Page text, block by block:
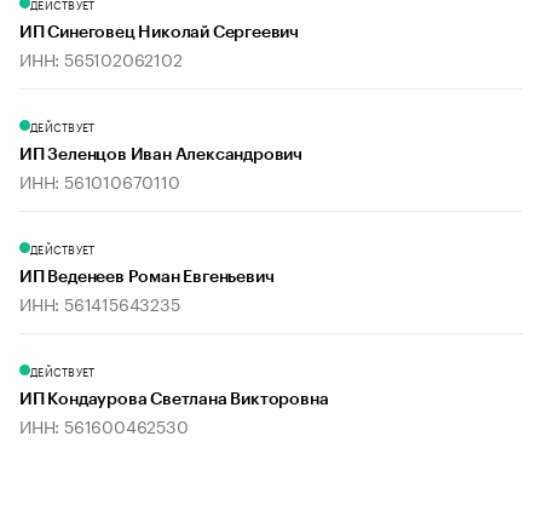
ДЕЙСТВУЕТ
ИП Синеговец Николай Сергеевич
ИНН: 565102062102
ДЕЙСТВУЕТ
ИП Зеленцов Иван Александрович
ИНН: 561010670110
ДЕЙСТВУЕТ
ИП Веденеев Роман Евгеньевич
ИНН: 561415643235
ДЕЙСТВУЕТ
ИП Кондаурова Светлана Викторовна
ИНН: 561600462530